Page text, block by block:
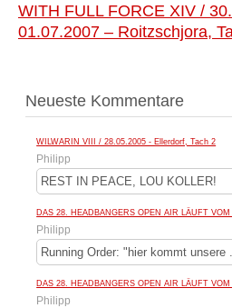
WITH FULL FORCE XIV /
01.07.2007 – Roitzschjora,
Neueste Kommentare
WILWARIN VIII / 28.05.2005 - Ellerdorf, Tach 2
Philipp
REST IN PEACE, LOU KOLLER!
DAS 28. HEADBANGERS OPEN AIR LÄUFT
Philipp
Running Order: "hier kommt unsere
DAS 28. HEADBANGERS OPEN AIR LÄUFT
Philipp